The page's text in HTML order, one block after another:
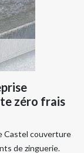
zéro frais
Castel couverture
de zinguerie.